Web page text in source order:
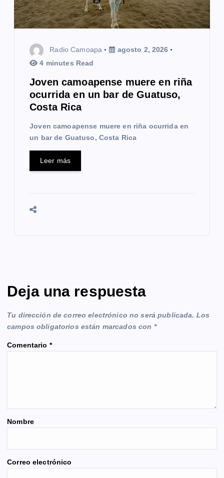
Radio Camoapa
agosto 2, 2026
4 minutes Read
Joven camoapense muere en riña
ocurrida en un bar de Guatuso,
Costa Rica
Joven camoapense muere en riña ocurrida en
un bar de Guatuso, Costa Rica
Leer más
Deja una respuesta
Tu dirección de correo electrónico no será publicada. Los
campos obligatorios están marcados con *
Comentario *
Nombre
Correo electrónico